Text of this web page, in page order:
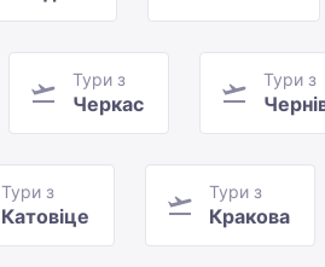
Тури з
Черкас
Тури з
Тури з
Катовіце
Тури з
Кракова